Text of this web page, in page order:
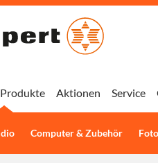
Computer & Zubehör
Aktionen Service